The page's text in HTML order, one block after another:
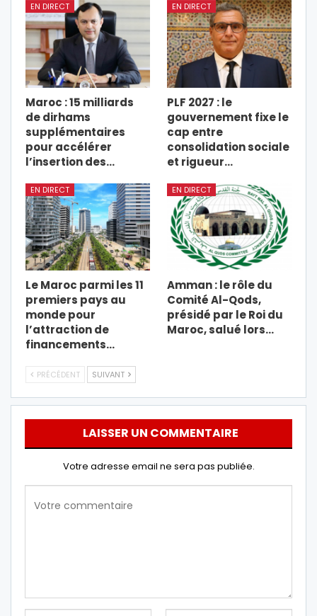
EN DIRECT
Maroc : 15 milliards
de dirhams
supplémentaires
pour accélérer
l’insertion des…
EN DIRECT
PLF 2027 : le
gouvernement fixe le
cap entre
consolidation sociale
et rigueur…
EN DIRECT
Le Maroc parmi les 11
premiers pays au
monde pour
l’attraction de
financements…
EN DIRECT
Amman : le rôle du
Comité Al-Qods,
présidé par le Roi du
Maroc, salué lors…
PRÉCÉDENT SUIVANT
LAISSER UN COMMENTAIRE
Votre adresse email ne sera pas publiée.